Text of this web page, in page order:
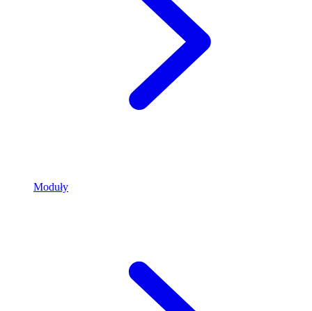
Moduły